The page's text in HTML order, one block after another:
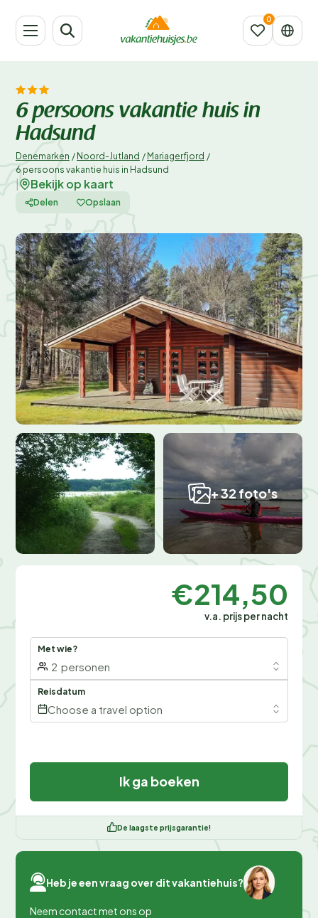
6 persoons vakantie huis in
Hadsund
Denemarken / Noord-Jutland / Mariagerfjord /
6 persoons vakantie huis in Hadsund
Bekijk op kaart
Delen Opslaan
+ 32 foto's
€214,50
v.a. prijs per nacht
Met wie?
2 personen
Reisdatum
Choose a travel option
Ik ga boeken
De laagste prijsgarantie!
Heb je een vraag over dit vakantiehuis?
Neem contact met ons op